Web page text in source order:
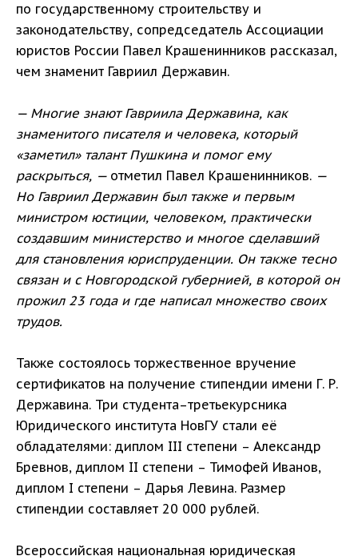
по государственному строительству и
законодательству, сопредседатель Ассоциации
юристов России Павел Крашенинников рассказал,
чем знаменит Гавриил Державин.
— Многие знают Гавриила Державина, как
знаменитого писателя и человека, который
«заметил» талант Пушкина и помог ему
раскрыться, — отметил Павел Крашенинников. —
Но Гавриил Державин был также и первым
министром юстиции, человеком, практически
создавшим министерство и многое сделавший
для становления юриспруденции. Он также тесно
связан и с Новгородской губернией, в которой он
прожил 23 года и где написал множество своих
трудов.
Также состоялось торжественное вручение
сертификатов на получение стипендии имени Г. Р.
Державина. Три студента–третьекурсника
Юридического института НовГУ стали её
обладателями: диплом III степени – Александр
Бревнов, диплом II степени – Тимофей Иванов,
диплом I степени – Дарья Левина. Размер
стипендии составляет 20 000 рублей.
Всероссийская национальная юридическая